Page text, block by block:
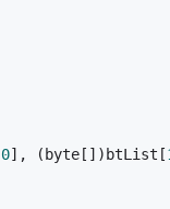
0], (byte[])btList[